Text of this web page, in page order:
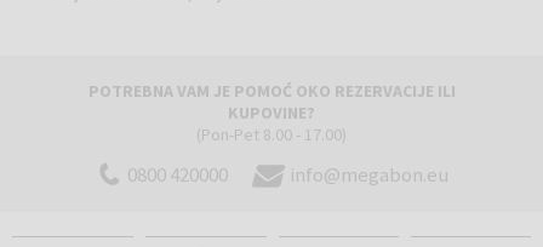
POTREBNA VAM JE POMOĆ OKO REZERVACIJE ILI
KUPOVINE?
(Pon-Pet 8.00 - 17.00)
0800 420000 info@megabon.eu